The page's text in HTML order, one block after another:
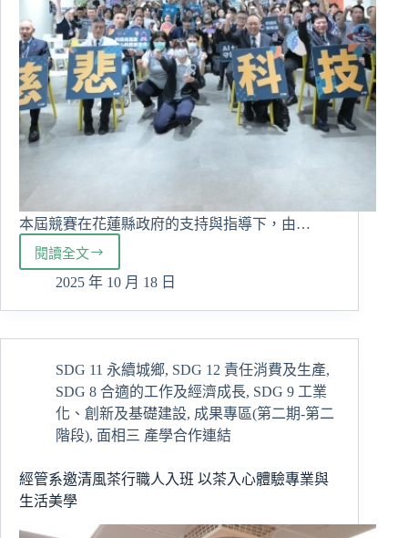
學
用
合
一
的
創
業
行
本屆競賽在花蓮縣政府的支持與指導下，由…
閱讀全文
科
技
很
愛
歸
源
於
意
的
光：
2025 年 10 月 18 日
SDG 11 永續城鄉, SDG 12 責任消費及生產,
SDG 8 合適的工作及經濟成長, SDG 9 工業
化、創新及基礎建設, 成果專區(第二期-第二
階段), 面相三 產學合作連結
經管系邀清風茶行職人入班 以茶入心體驗專業與
生活美學